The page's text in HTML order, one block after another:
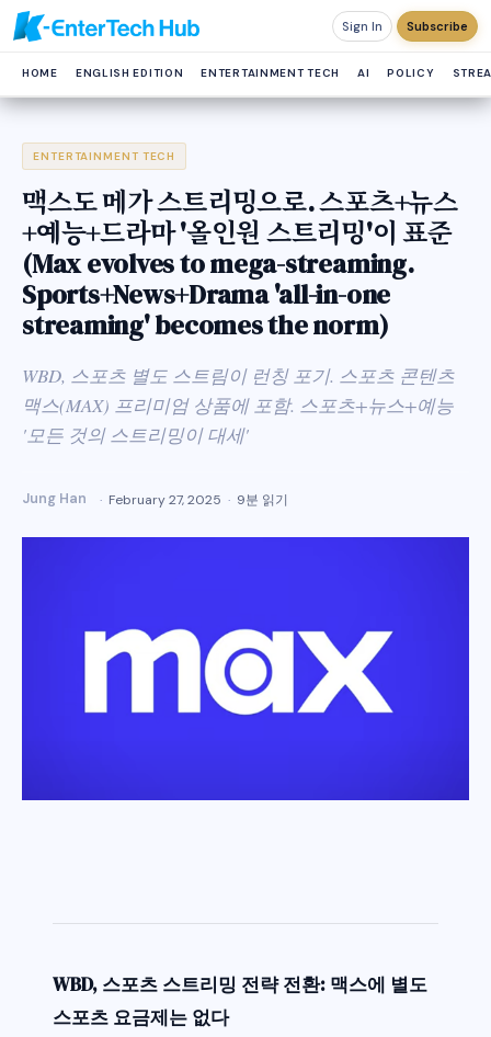
Sign In Subscribe
HOME ENGLISH EDITION ENTERTAINMENT TECH AI POLICY
ENTERTAINMENT TECH
맥스도 메가 스트리밍으로. 스포츠+뉴스
+예능+드라마 '올인원 스트리밍'이 표준
(Max evolves to mega-streaming.
Sports+News+Drama 'all-in-one
streaming' becomes the norm)
WBD, 스포츠 별도 스트림이 런칭 포기. 스포츠 콘텐츠
맥스(MAX) 프리미엄 상품에 포함. 스포츠+뉴스+예능
'모든 것의 스트리밍이 대세'
Jung Han February 27, 2025 9분 읽기
WBD, 스포츠 스트리밍 전략 전환: 맥스에 별도
스포츠 요금제는 없다